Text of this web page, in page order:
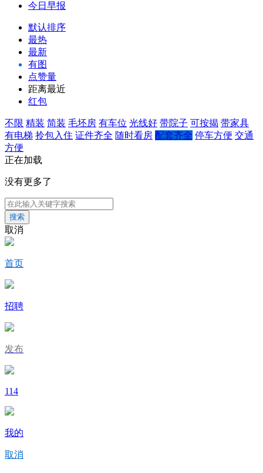
今日早报
默认排序
最热
最新
有图
点赞量
距离最近
红包
不限 精装 简装 毛坯房 有车位 光线好 带院子 可按揭 带家具
有电梯 拎包入住 证件齐全 随时看房 配套齐全 停车方便 交通
方便
正在加载
没有更多了
搜索
取消
首页
招聘
发布
114
我的
取消